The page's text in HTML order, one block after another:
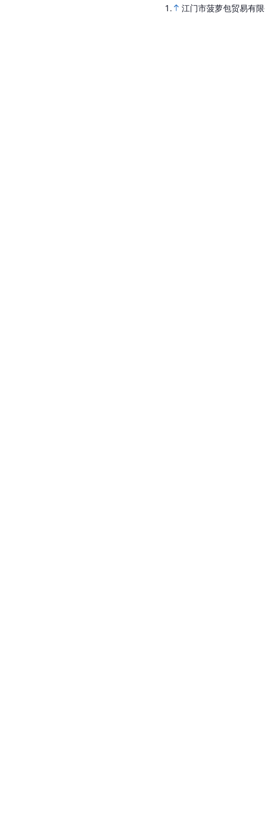
1. 江门市菠萝包贸易有